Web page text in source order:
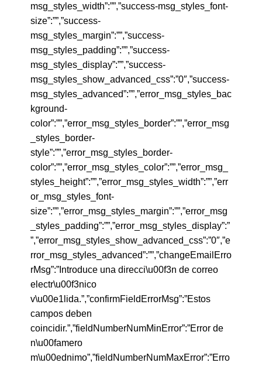
msg_styles_width”:””,”success-msg_styles_font-
size”:””,”success-
msg_styles_margin”:””,”success-
msg_styles_padding”:””,”success-
msg_styles_display”:””,”success-
msg_styles_show_advanced_css”:”0″,”success-
msg_styles_advanced”:””,”error_msg_styles_bac
kground-
color”:””,”error_msg_styles_border”:””,”error_msg
_styles_border-
style”:””,”error_msg_styles_border-
color”:””,”error_msg_styles_color”:””,”error_msg_
styles_height”:””,”error_msg_styles_width”:””,”err
or_msg_styles_font-
size”:””,”error_msg_styles_margin”:””,”error_msg
_styles_padding”:””,”error_msg_styles_display”:”
”,”error_msg_styles_show_advanced_css”:”0″,”e
rror_msg_styles_advanced”:””,”changeEmailErro
rMsg”:”Introduce una direcci\u00f3n de correo
electr\u00f3nico
v\u00e1lida.”,”confirmFieldErrorMsg”:”Estos
campos deben
coincidir.”,”fieldNumberNumMinError”:”Error de
n\u00famero
m\u00ednimo”,”fieldNumberNumMaxError”:”Erro